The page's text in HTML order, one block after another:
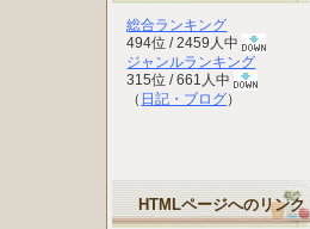
総合ランキング
494位 / 2459人中
ジャンルランキング
315位 / 661人中
（ 日記・ブログ）
HTMLページへのリンク